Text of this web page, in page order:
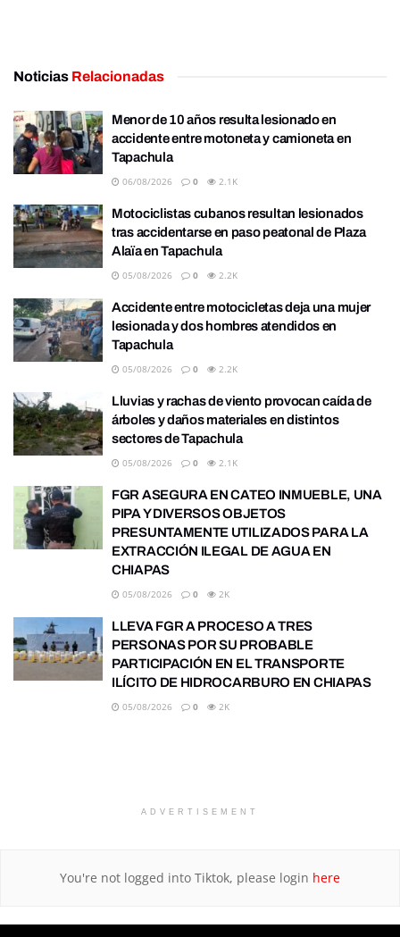
Noticias Relacionadas
Menor de 10 años resulta lesionado en
accidente entre motoneta y camioneta en
Tapachula
06/08/2026 0 2.1K
Motociclistas cubanos resultan lesionados
tras accidentarse en paso peatonal de Plaza
Alaïa en Tapachula
05/08/2026 0 2.2K
Accidente entre motocicletas deja una mujer
lesionada y dos hombres atendidos en
Tapachula
05/08/2026 0 2.2K
Lluvias y rachas de viento provocan caída de
árboles y daños materiales en distintos
sectores de Tapachula
05/08/2026 0 2.1K
FGR ASEGURA EN CATEO INMUEBLE, UNA
PIPA Y DIVERSOS OBJETOS
PRESUNTAMENTE UTILIZADOS PARA LA
EXTRACCIÓN ILEGAL DE AGUA EN
CHIAPAS
05/08/2026 0 2K
LLEVA FGR A PROCESO A TRES
PERSONAS POR SU PROBABLE
PARTICIPACIÓN EN EL TRANSPORTE
ILÍCITO DE HIDROCARBURO EN CHIAPAS
05/08/2026 0 2K
ADVERTISEMENT
You're not logged into Tiktok, please login here